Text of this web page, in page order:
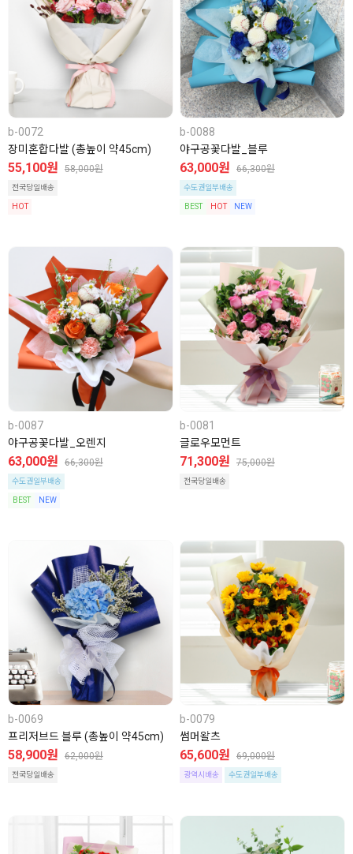
b-0072
장미혼합다발 (총높이 약45cm)
55,100원 58,000원
전국당일배송
HOT
b-0088
야구공꽃다발_블루
63,000원 66,300원
수도권일부배송
BEST HOT NEW
b-0087
야구공꽃다발_오렌지
63,000원 66,300원
수도권일부배송
BEST NEW
b-0081
글로우모먼트
71,300원 75,000원
전국당일배송
b-0069
프리저브드 블루 (총높이 약45cm)
58,900원 62,000원
전국당일배송
b-0079
썸머왈츠
65,600원 69,000원
광역시배송 수도권일부배송